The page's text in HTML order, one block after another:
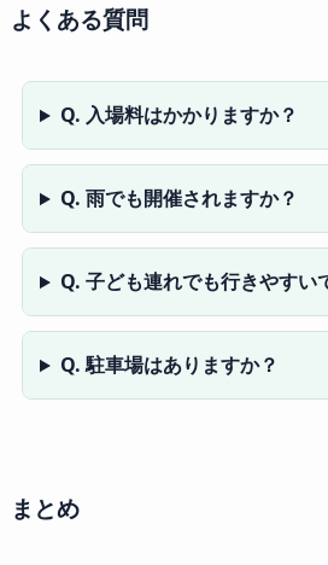
よくある質問
Q. 入場料はかかりますか？
Q. 雨でも開催されますか？
Q. 子ども連れでも行きやすい
Q. 駐車場はありますか？
まとめ